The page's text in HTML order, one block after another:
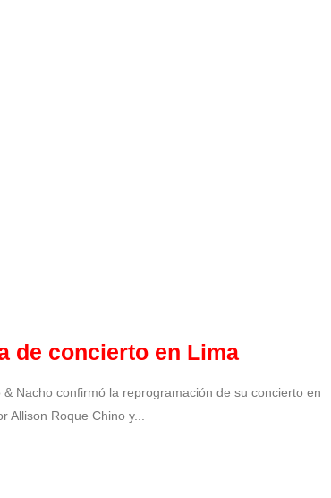
de concierto en Lima
Nacho confirmó la reprogramación de su concierto en
Allison Roque Chino y...